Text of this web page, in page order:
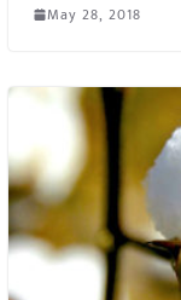
May 28, 2018